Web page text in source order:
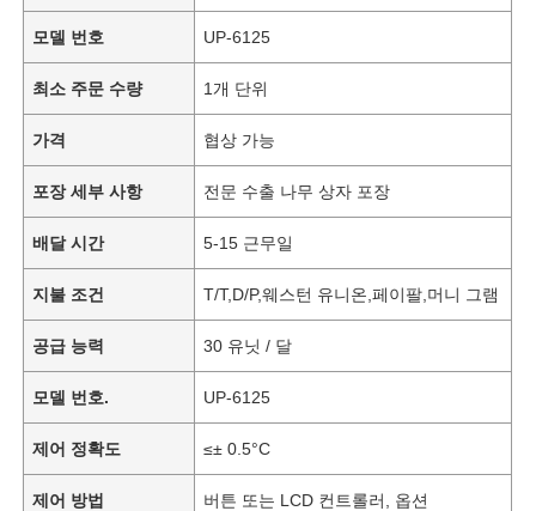
모델 번호 UP-6125
최소 주문 수량 1개 단위
가격 협상 가능
포장 세부 사항 전문 수출 나무 상자 포장
배달 시간 5-15 근무일
지불 조건 T/T,D/P,웨스턴 유니온,페이팔,머니 그램
공급 능력 30 유닛 / 달
모델 번호. UP-6125
제어 정확도 ≤± 0.5°C
제어 방법 버튼 또는 LCD 컨트롤러, 옵션